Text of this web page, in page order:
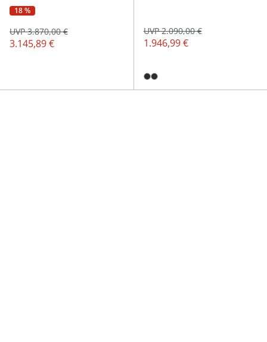
18 %
3.145,89 €
UVP 3.870,00 €
1.946,99 €
UVP 2.090,00 €